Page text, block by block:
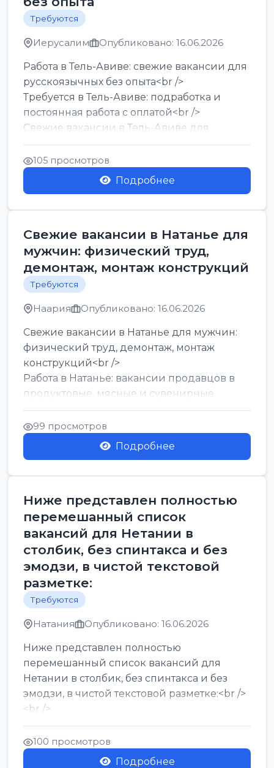
Требуются
Иерусалим Опубликовано: 16.06.2026
Работа в Тель-Авиве: свежие вакансии для
русскоязычных без опыта<br />
Требуется в Тель-Авиве: подработка и
постоянная работа с оплатой<br />
Свежие вакансии в Тель-Авиве для
мужчин и женщин от хозя...
105 просмотров
Подробнее
Свежие вакансии в Натанье для
мужчин: физический труд,
демонтаж, монтаж конструкций
Требуются
Наария Опубликовано: 16.06.2026
Свежие вакансии в Натанье для мужчин:
физический труд, демонтаж, монтаж
конструкций<br />
Работа в Натанье: вакансии продавцов в
продуктовые, мясные и сувенирные
лавки<br />
Разнорабочий на сборку м...
99 просмотров
Подробнее
Ниже представлен полностью
перемешанный список
вакансий для Нетании в
столбик, без спинтакса и без
эмодзи, в чистой текстовой
разметке:
Требуются
Натания Опубликовано: 16.06.2026
Ниже представлен полностью
перемешанный список вакансий для
Нетании в столбик, без спинтакса и без
эмодзи, в чистой текстовой разметке:<br />
<br />
Работа в Нетании на мебельном
производстве: требу...
100 просмотров
Подробнее